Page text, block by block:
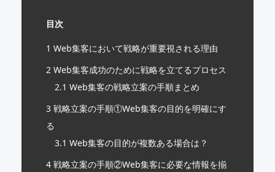
目次
1 Web集客において戦略が重要視される理由
2Web集客成功のために戦略を立てるプロセス
2.1 Web集客の戦略立案の手順まとめ
3戦略立案の手順①Web集客の目的を明確にす
る
3.1 Web集客の目的が複数ある場合は？
4戦略立案の手順②Web集客に必要な情報を揃